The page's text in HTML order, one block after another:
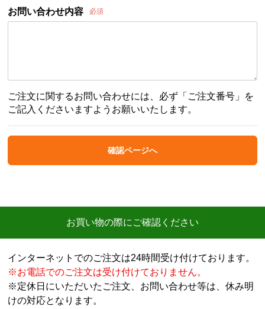
お問い合わせ内容 必須
ご注文に関するお問い合わせには、必ず「ご注文番号」を
ご記入くださいますようお願いいたします。
確認ページへ
お買い物の際にご確認ください
インターネットでのご注文は24時間受け付けております。
※お電話でのご注文は受け付けておりません。
※定休日にいただいたご注文、お問い合わせ等は、休み明
けの対応となります。